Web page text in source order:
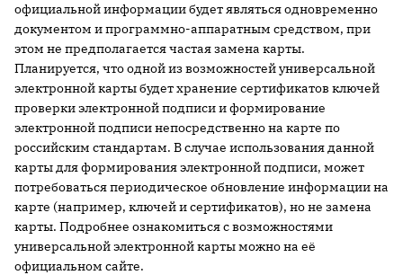
официальной информации будет являться одновременно
документом и программно-аппаратным средством, при
этом не предполагается частая замена карты.
Планируется, что одной из возможностей универсальной
электронной карты будет хранение сертификатов ключей
проверки электронной подписи и формирование
электронной подписи непосредственно на карте по
российским стандартам. В случае использования данной
карты для формирования электронной подписи, может
потребоваться периодическое обновление информации на
карте (например, ключей и сертификатов), но не замена
карты. Подробнее ознакомиться с возможностями
универсальной электронной карты можно на её
официальном сайте.